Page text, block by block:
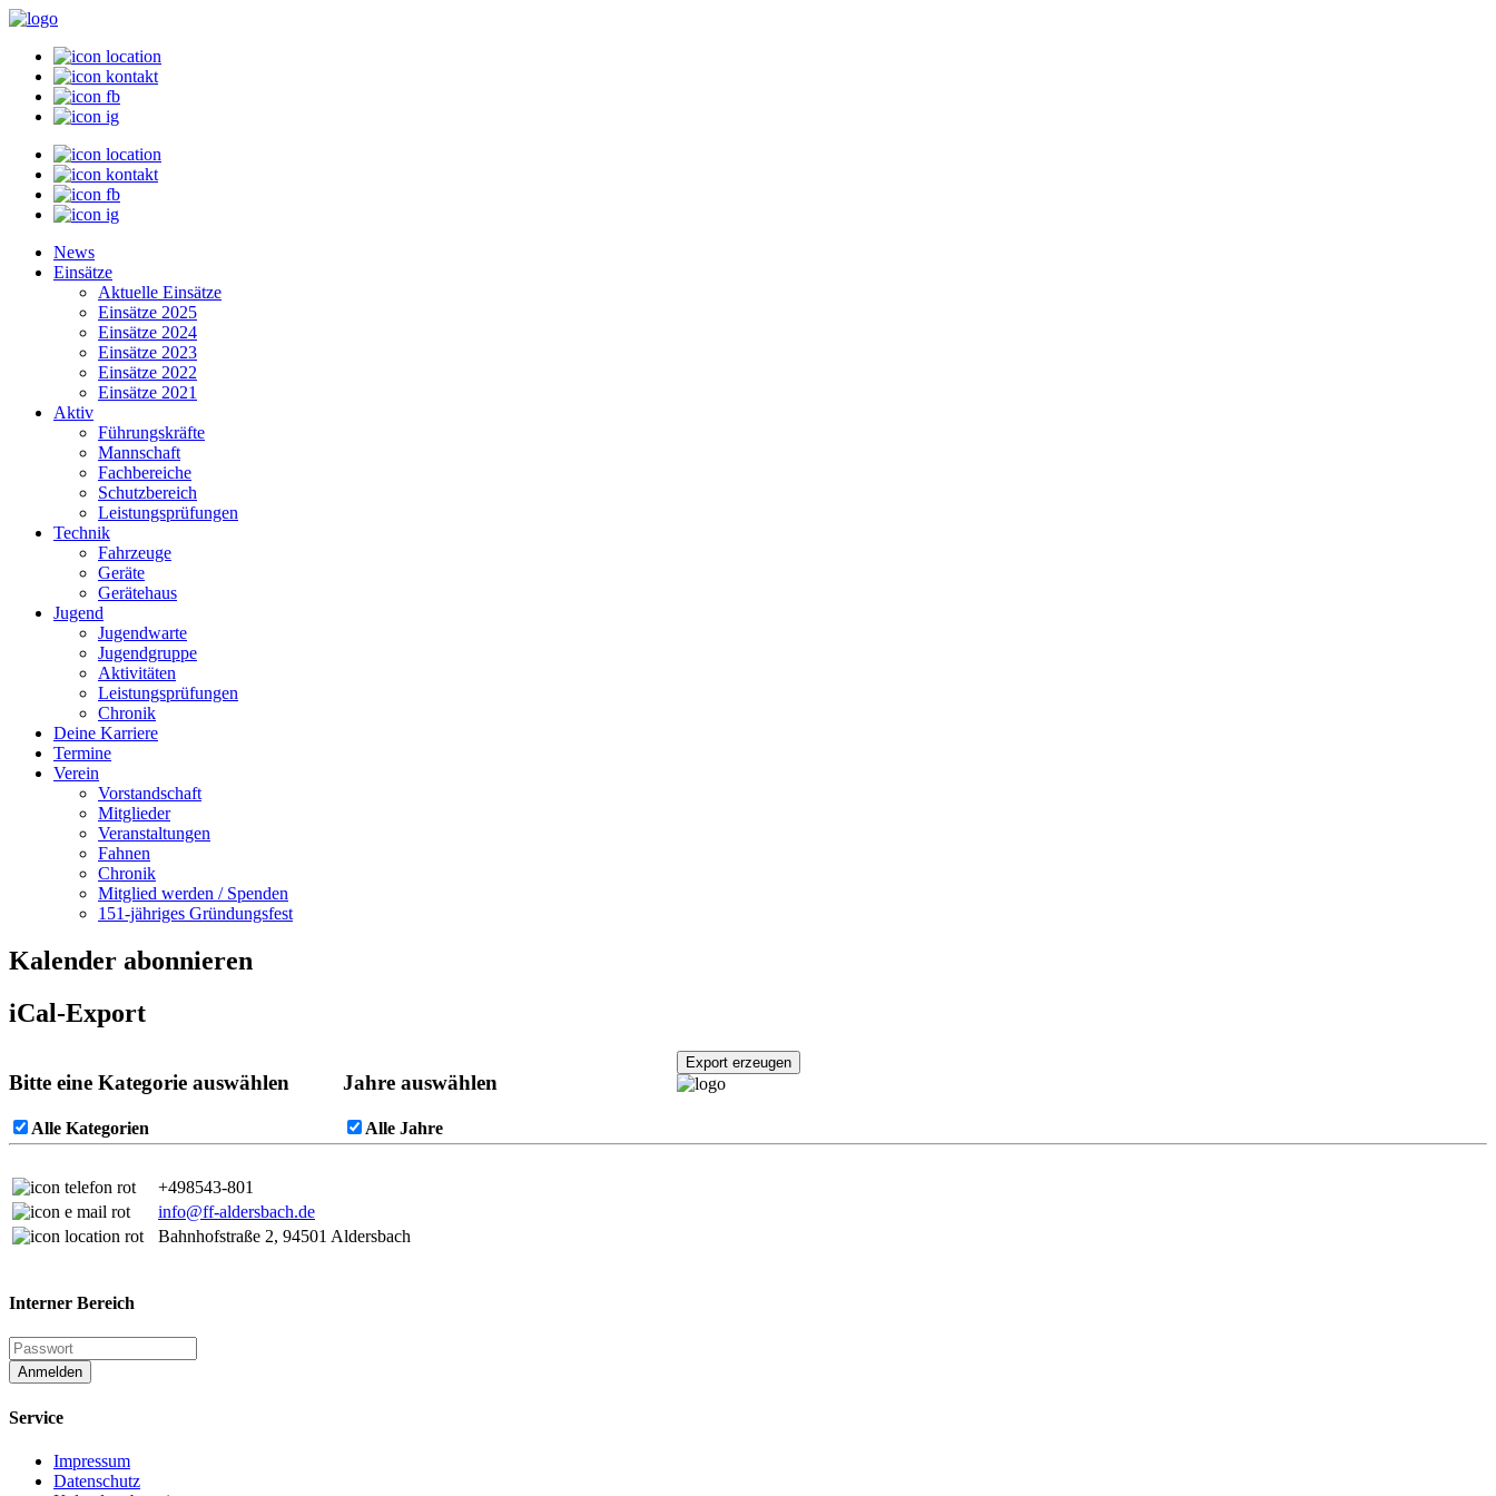
News
Einsätze
Aktuelle Einsätze
Einsätze 2025
Einsätze 2024
Einsätze 2023
Einsätze 2022
Einsätze 2021
Aktiv
Führungskräfte
Mannschaft
Fachbereiche
Schutzbereich
Leistungsprüfungen
Technik
Fahrzeuge
Geräte
Gerätehaus
Jugend
Jugendwarte
Jugendgruppe
Aktivitäten
Leistungsprüfungen
Chronik
Deine Karriere
Termine
Verein
Vorstandschaft
Mitglieder
Veranstaltungen
Fahnen
Chronik
Mitglied werden / Spenden
151-jähriges Gründungsfest
Kalender abonnieren
iCal-Export
Bitte eine Kategorie auswählen
Alle Kategorien
Jahre auswählen
Alle Jahre
+498543-801
info@ff-aldersbach.de
Bahnhofstraße 2, 94501 Aldersbach
Interner Bereich
Anmelden
Service
Impressum
Datenschutz